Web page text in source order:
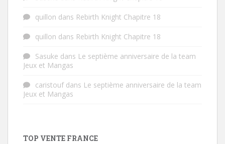
quillon dans Rebirth Knight Chapitre 18
quillon dans Rebirth Knight Chapitre 18
Sasuke dans Le septième anniversaire de la team
Jeux et Mangas
caristoufdans Le septième anniversaire de la team
Jeux et Mangas
TOP VENTE FRANCE